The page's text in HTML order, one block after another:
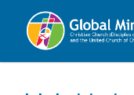
Global